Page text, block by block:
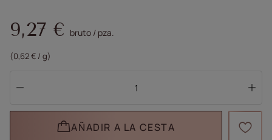
9,27 € bruto / pza.
(0,62 € / g)
AÑADIR A LA CESTA